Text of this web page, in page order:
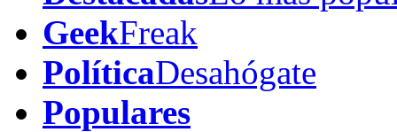
GeekFreak
PolíticaDesahógate
Populares